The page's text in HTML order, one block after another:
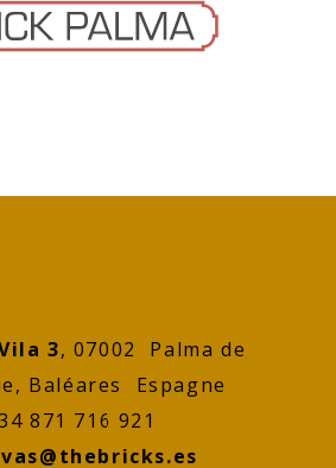
3, 07002 Palma de
Baléares Espagne
871 716 921